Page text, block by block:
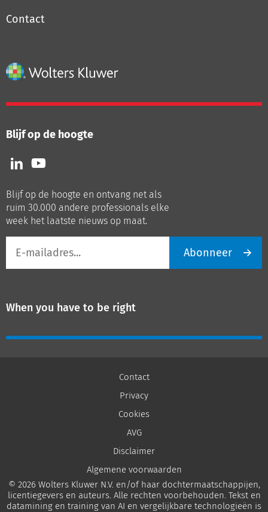
Contact
Blijf op de hoogte
Volg
ons
LinkedIn
Volg
ons
Youtube
Blijf op de hoogte en ontvang net als
ruim 30.000 andere professionals elke
week het laatste nieuws op maat.
mailadres
Abonneer
When you have to be right
Contact
Privacy
Cookies
AVG
Disclaimer
Algemene voorwaarden
© 2026 Wolters Kluwer N.V. en/of haar dochtermaatschappijen,
licentiegevers en auteurs. Alle rechten voorbehouden. Tekst en
datamining en training van AI en vergelijkbare technologieën is